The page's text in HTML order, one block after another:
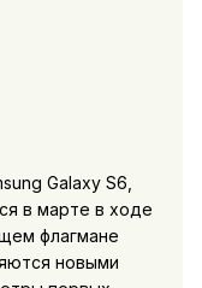
Galaxy S6,
в марте в ходе
флагмане
новыми